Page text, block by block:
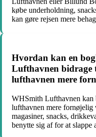
købe underholdning,
kan gøre rejsen mere
Hvordan kan en
Lufthavnen bidrage
lufthavnen mere
WHSmith Lufthavnen kan
lufthavnen mere fornøjelig
magasiner, snacks,
benytte sig af for at